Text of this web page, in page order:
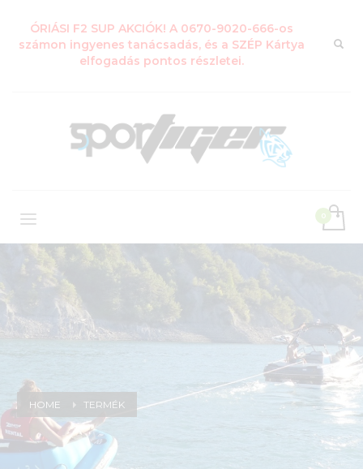
ÓRIÁSI F2 SUP AKCIÓK! A 0670-9020-666-os
számon ingyenes tanácsadás, és a SZÉP Kártya
elfogadás pontos részletei.
HOME TERMÉK